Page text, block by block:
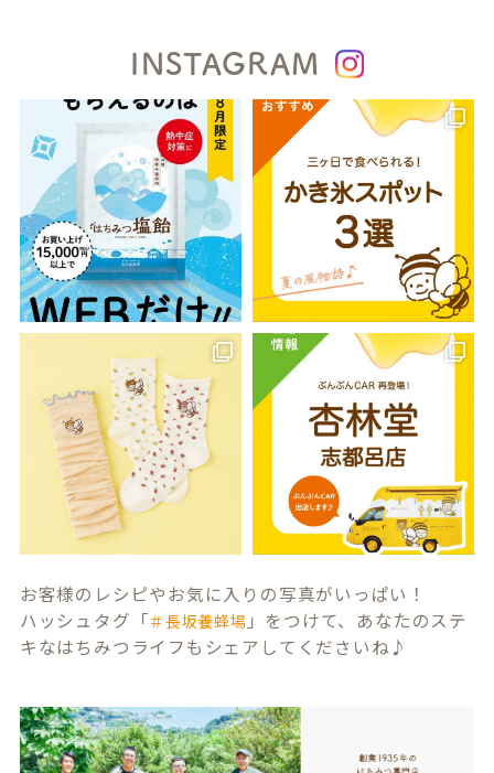
INSTAGRAM
お客様のレシピやお気に入りの写真がいっぱい！
ハッシュタグ「＃長坂養蜂場 」をつけて、あなたのステ
キなはちみつライフもシェアしてくださいね♪